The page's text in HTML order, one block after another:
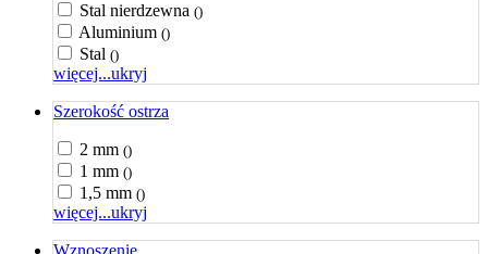
Stal nierdzewna ()
Aluminium ()
Stal ()
więcej...ukryj
Szerokość ostrza
2 mm ()
1 mm ()
1,5 mm ()
więcej...ukryj
Wznoszenie